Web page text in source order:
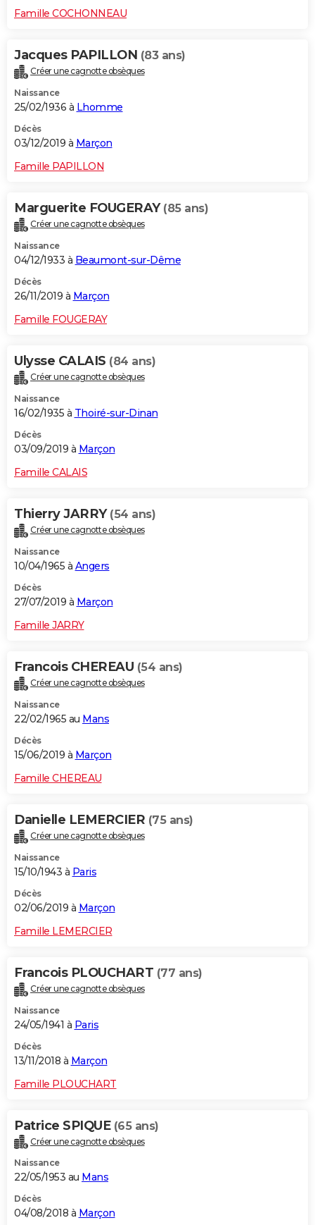
Famille COCHONNEAU
Jacques PAPILLON (83 ans)
Créer une cagnotte obsèques
Naissance
25/02/1936 à Lhomme
Décès
03/12/2019 à Marçon
Famille PAPILLON
Marguerite FOUGERAY (85 ans)
Créer une cagnotte obsèques
Naissance
04/12/1933 à Beaumont-sur-Dême
Décès
26/11/2019 à Marçon
Famille FOUGERAY
Ulysse CALAIS (84 ans)
Créer une cagnotte obsèques
Naissance
16/02/1935 à Thoiré-sur-Dinan
Décès
03/09/2019 à Marçon
Famille CALAIS
Thierry JARRY (54 ans)
Créer une cagnotte obsèques
Naissance
10/04/1965 à Angers
Décès
27/07/2019 à Marçon
Famille JARRY
Francois CHEREAU (54 ans)
Créer une cagnotte obsèques
Naissance
22/02/1965 au Mans
Décès
15/06/2019 à Marçon
Famille CHEREAU
Danielle LEMERCIER (75 ans)
Créer une cagnotte obsèques
Naissance
15/10/1943 à Paris
Décès
02/06/2019 à Marçon
Famille LEMERCIER
Francois PLOUCHART (77 ans)
Créer une cagnotte obsèques
Naissance
24/05/1941 à Paris
Décès
13/11/2018 à Marçon
Famille PLOUCHART
Patrice SPIQUE (65 ans)
Créer une cagnotte obsèques
Naissance
22/05/1953 au Mans
Décès
04/08/2018 à Marçon